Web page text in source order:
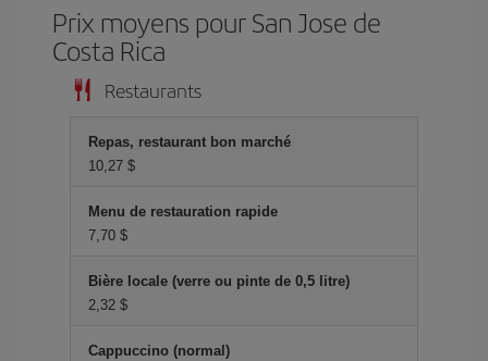
Prix ​​moyens pour San Jose de
Costa Rica
Restaurants
Repas, restaurant bon marché
10,27 $
Menu de restauration rapide
7,70 $
Bière locale (verre ou pinte de 0,5 litre)
2,32 $
Cappuccino (normal)